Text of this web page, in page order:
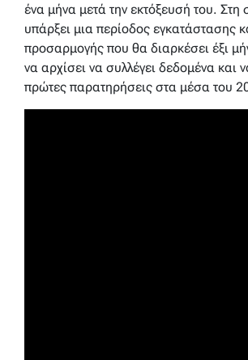
ένα μήνα μετά την εκτόξευσή του. Στη
υπάρξει μια περίοδος εγκατάστασης
προσαρμογής που θα διαρκέσει έξι
να αρχίσει να συλλέγει δεδομένα και
πρώτες παρατηρήσεις στα μέσα του